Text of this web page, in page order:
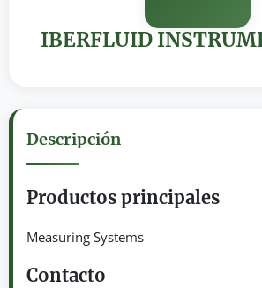
IBERFLUID
Descripción
Productos principales
Measuring Systems
Contacto